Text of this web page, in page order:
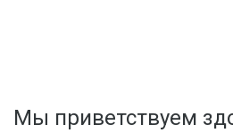
Мы приветствуем